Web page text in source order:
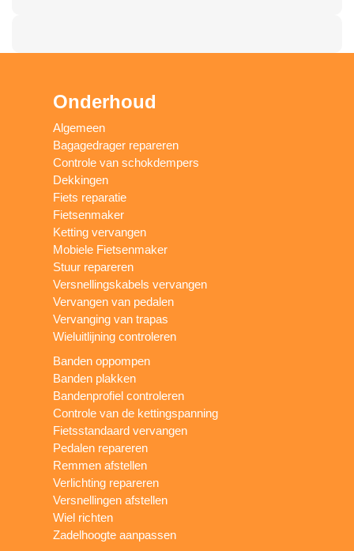
Onderhoud
Algemeen
Bagagedrager repareren
Controle van schokdempers
Dekkingen
Fiets reparatie
Fietsenmaker
Ketting vervangen
Mobiele Fietsenmaker
Stuur repareren
Versnellingskabels vervangen
Vervangen van pedalen
Vervanging van trapas
Wieluitlijning controleren
Banden oppompen
Banden plakken
Bandenprofiel controleren
Controle van de kettingspanning
Fietsstandaard vervangen
Pedalen repareren
Remmen afstellen
Verlichting repareren
Versnellingen afstellen
Wiel richten
Zadelhoogte aanpassen